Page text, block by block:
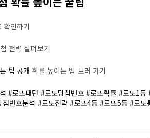
확인하기
전략 살펴보기
팁 공개 확률 높이는 법 보러 가기
#로또패턴 #로또당첨번호 #로또확률 #로또1
번호분석 #로또전략 #로또4등 #로또5등 #로